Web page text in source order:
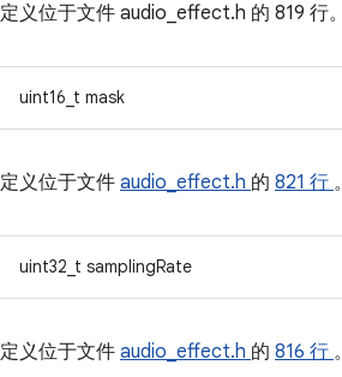
定义位于文件 audio_effect.h 的 819 行。
uint16_t mask
定义位于文件 audio_effect.h 的 821 行 。
uint32_t samplingRate
定义位于文件 audio_effect.h 的 816 行 。